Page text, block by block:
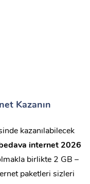
Kazanın
kazanılabilecek
internet 2026
birlikte 2 GB –
paketleri sizleri